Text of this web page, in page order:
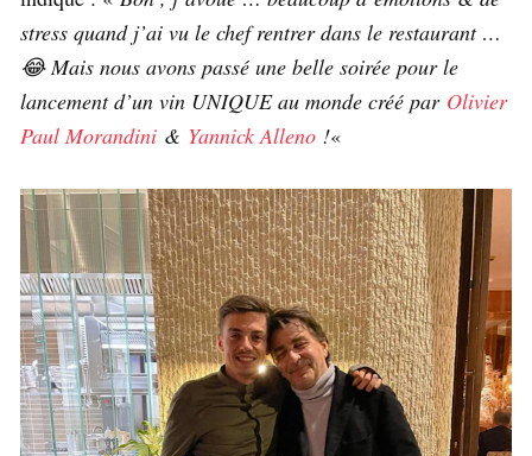
stress quand j’ai vu le chef rentrer dans le restaurant …
😂 Mais nous avons passé une belle soirée pour le
lancement d’un vin UNIQUE au monde créé par Olivier
Paul Morandini & Yannick Alleno !«